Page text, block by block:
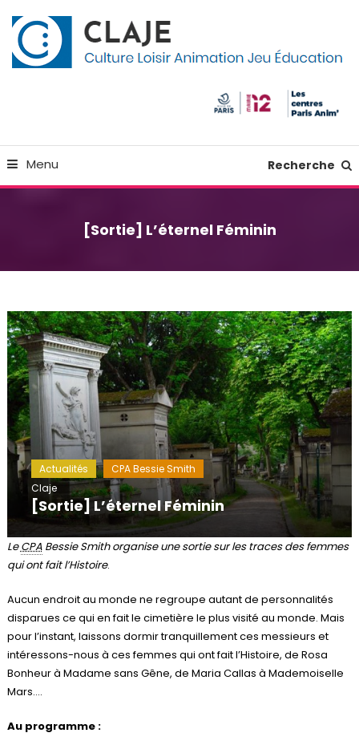
To
Content
Menu Recherche
[Sortie] L’éternel Féminin
Actualités
CPA Bessie Smith
Claje
[Sortie] L’éternel Féminin
LeCPABessie Smith organise une sortie sur les traces desfemmes
qui ont fait l’Histoire.
Aucun endroit au monde ne regroupe autant de personnalités
disparues ce qui en fait le cimetière le plus visité au monde. Mais
pour l’instant, laissons dormir tranquillement ces messieurs et
intéressons-nous à ces femmes qui ont fait l’Histoire, de Rosa
Bonheur à Madame sans Gêne, de Maria Callas à Mademoiselle
Mars….
Au programme :